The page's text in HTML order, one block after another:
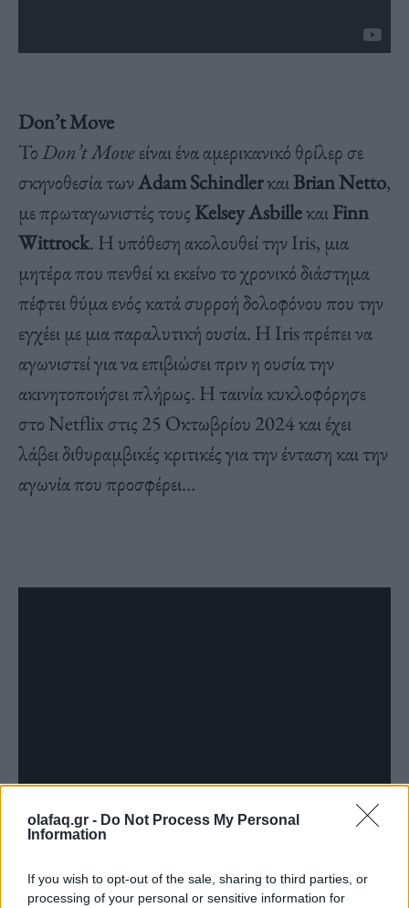
olafaq.gr - Do Not Process My Personal
Information
If you wish to opt-out of the sale, sharing to third parties, or
processing of your personal or sensitive information for
Don’t Move
ΤοDon’t Moveείναι ένα αμερικανικό θρίλερ σε
σκηνοθεσία τωνAdam SchindlerκαιBrian Netto,
με πρωταγωνιστές τους Kelsey AsbilleκαιFinn
Wittrock. Η υπόθεση ακολουθεί την Iris, μια
μητέρα που πενθεί κι εκείνο το χρονικό διάστημα
πέφτει θύμα ενός κατά συρροή δολοφόνου που την
εγχέει με μια παραλυτική ουσία. Η Iris πρέπει να
αγωνιστεί για να επιβιώσει πριν η ουσία την
ακινητοποιήσει πλήρως. Η ταινία κυκλοφόρησε
στο Netflix στις 25 Οκτωβρίου 2024 και έχει
λάβει διθυραμβικές κριτικές για την ένταση και την
αγωνία που προσφέρει…